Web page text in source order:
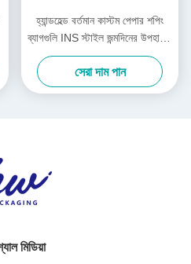
হ্যান্ডহেল্ড বর্তমান কাস্টম পেপার শপিং
ব্যাগগুলি INS স্টাইল জন্মদিনের উপহারের
ব্যাগ
সেরা দাম পান
মিডিয়া